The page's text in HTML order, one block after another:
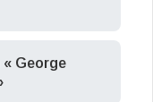
George